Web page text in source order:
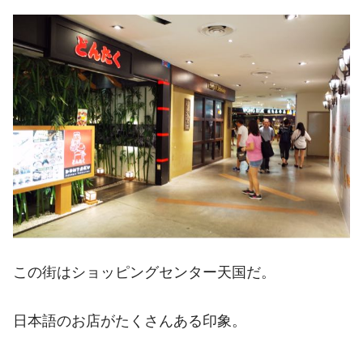
この街はショッピングセンター天国だ。
日本語のお店がたくさんある印象。